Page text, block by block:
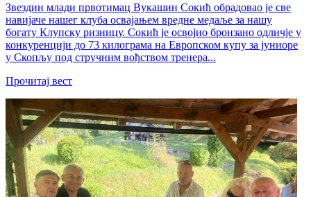
Звездин млади првотимац Вукашин Сокић обрадовао је све
навијаче нашег клуба освајањем вредне медаље за нашу
богату Клупску ризницу. Сокић је освојио бронзано одличје у
конкуренцији до 73 килограма на Европском купу за јуниоре
у Скопљу под стручним вођством тренера...
Прочитај вест